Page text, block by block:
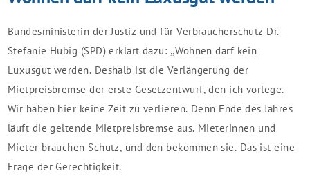
Bundesministerin der Justiz und für Verbraucherschutz Dr.
Stefanie Hubig (SPD) erklärt dazu: „Wohnen darf kein
Luxusgut werden. Deshalb ist die Verlängerung der
Mietpreisbremse der erste Gesetzentwurf, den ich vorlege.
Wir haben hier keine Zeit zu verlieren. Denn Ende des Jahres
läuft die geltende Mietpreisbremse aus. Mieterinnen und
Mieter brauchen Schutz, und den bekommen sie. Das ist eine
Frage der Gerechtigkeit.